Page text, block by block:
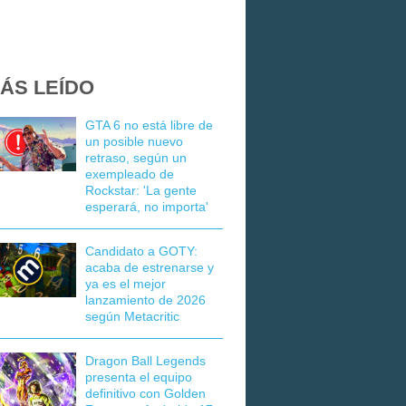
LEÍDO
GTA 6 no está libre de
un posible nuevo
retraso, según un
exempleado de
Rockstar: 'La gente
esperará, no importa'
Candidato a GOTY:
acaba de estrenarse y
ya es el mejor
lanzamiento de 2026
según Metacritic
Dragon Ball Legends
presenta el equipo
definitivo con Golden